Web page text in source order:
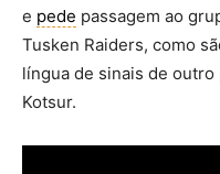
e pede passagem ao
Tusken Raiders, como
língua de sinais de outro
Kotsur.